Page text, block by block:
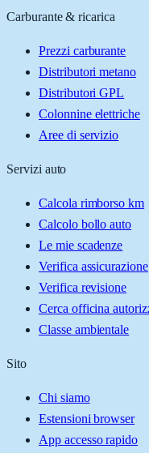
Carburante & ricarica
Prezzi carburante
Distributori metano
Distributori GPL
Colonnine elettriche
Aree di servizio
Servizi auto
Calcola rimborso km
Calcolo bollo auto
Le mie scadenze
Verifica assicurazione
Verifica revisione
Cerca officina
Classe ambientale
Sito
Chi siamo
Estensioni browser
App accesso rapido